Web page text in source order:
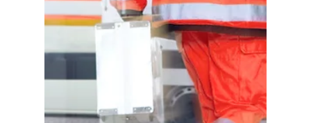
Melhores Planos de
Saúde: Aceitos no
Hospital Albert Einstein
de Goiânia
Com certeza os Melhores Planos de Saúde